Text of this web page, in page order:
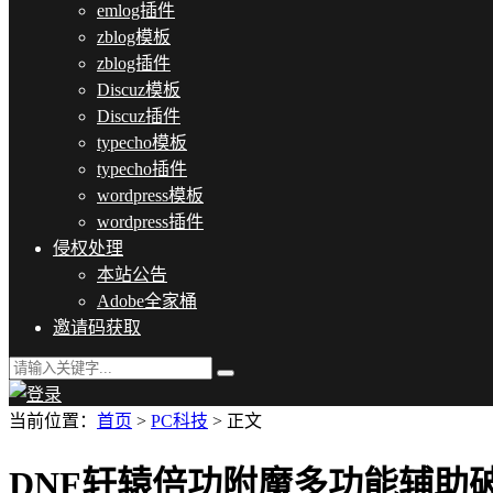
emlog插件
zblog模板
zblog插件
Discuz模板
Discuz插件
typecho模板
typecho插件
wordpress模板
wordpress插件
侵权处理
本站公告
Adobe全家桶
邀请码获取
当前位置： 首页 > PC科技 > 正文
DNF轩辕倍功附魔多功能辅助